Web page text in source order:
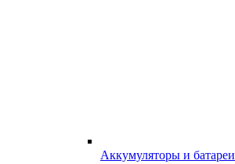
Аккумуляторы и батареи